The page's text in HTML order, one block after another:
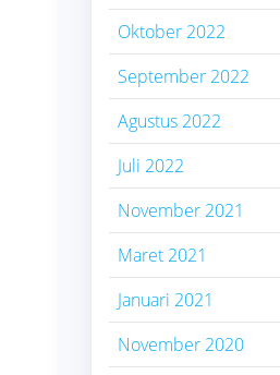
Oktober 2022
September 2022
Agustus 2022
Juli 2022
November 2021
Maret 2021
Januari 2021
November 2020